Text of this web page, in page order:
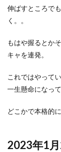
伸ばすところで
く。。
もはや握るとか
キャを連発。
これではやって
一生懸命になっ
どこかで本格的
2023年1